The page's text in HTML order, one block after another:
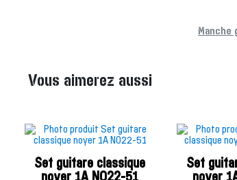
Manche
Vous aimerez aussi
Set guitare classique
noyer 1A NO22-51
Set
noyer